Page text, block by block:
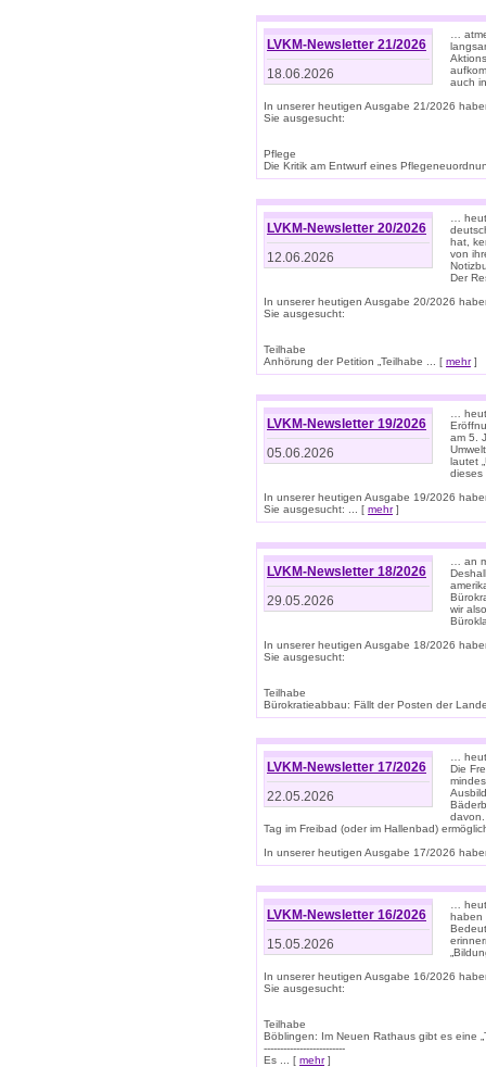
LVKM-Newsletter 21/2026
18.06.2026
…
auch
In unserer heutigen Ausgabe 21/2026
Sie ausgesucht:
Pflege
Die Kritik am Entwurf eines
LVKM-Newsletter 20/2026
12.06.2026
…
hat,
von
Der
In unserer heutigen Ausgabe 20/2026
Sie ausgesucht:
Teilhabe
Anhörung der Petition „Teilhabe ... [ mehr]
LVKM-Newsletter 19/2026
05.06.2026
…
am 5.
lautet
dieses
In unserer heutigen Ausgabe 19/2026
Sie ausgesucht: ... [ mehr]
LVKM-Newsletter 18/2026
29.05.2026
… an
wir
In unserer heutigen Ausgabe 18/2026
Sie ausgesucht:
Teilhabe
Bürokratieabbau: Fällt der Posten der
LVKM-Newsletter 17/2026
22.05.2026
…
Die
davon.
Tag im Freibad (oder im Hallenbad)
In unserer heutigen Ausgabe 17/2026
LVKM-Newsletter 16/2026
15.05.2026
…
haben
In unserer heutigen Ausgabe 16/2026
Sie ausgesucht:
Teilhabe
Böblingen: Im Neuen Rathaus gibt es eine
-------------------------
Es ... [ mehr]